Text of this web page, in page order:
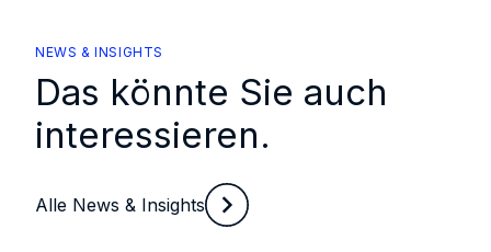
NEWS & INSIGHTS
Das könnte Sie auch
interessieren.
Alle News & Insights